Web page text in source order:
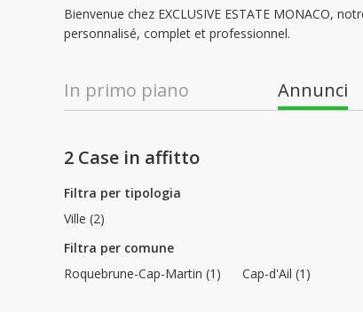
Bienvenue chez EXCLUSIVE ESTATE MONACO,
personnalisé, complet et professionnel.
In primo piano Annunci
2 Case in affitto
Filtra per tipologia
Ville (2)
Filtra per comune
Roquebrune-Cap-Martin (1)
Cap-d'Ail (1)